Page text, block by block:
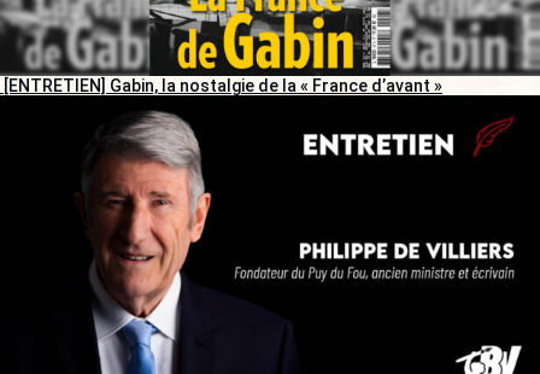
[ENTRETIEN] Gabin, la nostalgie de la « France d’avant »